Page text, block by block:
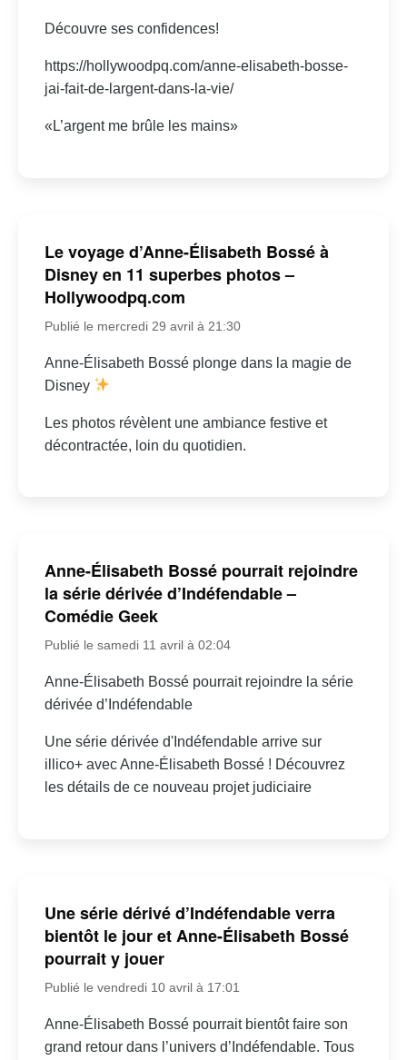
Découvre ses confidences!
https://hollywoodpq.com/anne-elisabeth-bosse-
jai-fait-de-largent-dans-la-vie/
«L’argent me brûle les mains»
Le voyage d’Anne-Élisabeth Bossé à
Disney en 11 superbes photos –
Hollywoodpq.com
Publié le mercredi 29 avril à 21:30
Anne-Élisabeth Bossé plonge dans la magie de
Disney
Les photos révèlent une ambiance festive et
décontractée, loin du quotidien.
Anne-Élisabeth Bossé pourrait rejoindre
la série dérivée d’Indéfendable –
Comédie Geek
Publié le samedi 11 avril à 02:04
Anne-Élisabeth Bossé pourrait rejoindre la série
dérivée d’Indéfendable
Une série dérivée d'Indéfendable arrive sur
illico+ avec Anne-Élisabeth Bossé ! Découvrez
les détails de ce nouveau projet judiciaire
Une série dérivé d’Indéfendable verra
bientôt le jour et Anne-Élisabeth Bossé
pourrait y jouer
Publié le vendredi 10 avril à 17:01
Anne-Élisabeth Bossé pourrait bientôt faire son
grand retour dans l’univers d’Indéfendable. Tous